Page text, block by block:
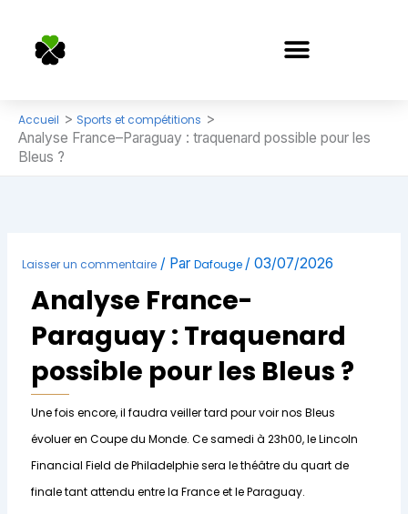
contenu
Accueil Sports et compétitions
Analyse France–Paraguay : traquenard possible pour les
Bleus ?
Laisser un commentaire / Par Dafouge / 03/07/2026
Analyse France-
Paraguay : Traquenard
possible pour les Bleus ?
Une fois encore, il faudra veiller tard pour voir nos Bleus
évoluer en Coupe du Monde. Ce samedi à 23h00, le Lincoln
Financial Field de Philadelphie sera le théâtre du quart de
finale tant attendu entre la France et le Paraguay.